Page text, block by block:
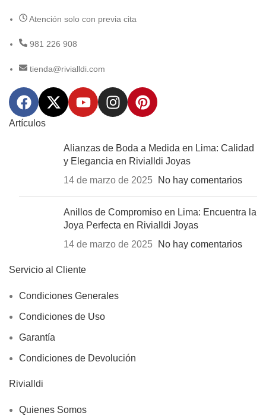
Atención solo con previa cita
981 226 908
tienda@rivialldi.com
Artículos
Alianzas de Boda a Medida en Lima: Calidad
y Elegancia en Rivialldi Joyas
14 de marzo de 2025
No hay comentarios
Anillos de Compromiso en Lima: Encuentra la
Joya Perfecta en Rivialldi Joyas
14 de marzo de 2025
No hay comentarios
Servicio al Cliente
Condiciones Generales
Condiciones de Uso
Garantía
Condiciones de Devolución
Rivialldi
Quienes Somos